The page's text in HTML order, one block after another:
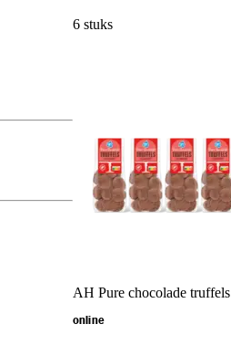
6 stuks
AH Pure chocolade
online